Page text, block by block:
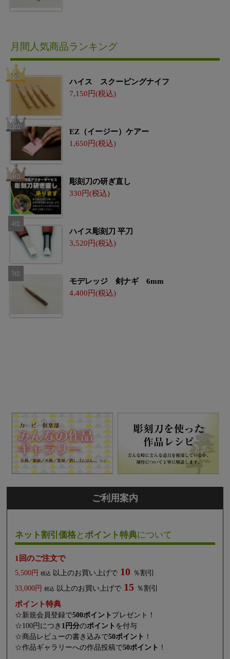
月間人気商品ランキング
ハイス スクーピングナイフ
7,150
EZ（イージー）ケアー
1,650
彫刻刀の研ぎ直し
330
ハイス彫刻刀 平刀
3,520
モデレッジ 剣ナギ 6mm
4,400
ご利用案内
ネット割引価格とポイント特典について
1回のご注文で
5,500円 税込 以上のお買い上げで 10 ％割引
33,000円
税込 以上のお買い上げで 15 ％割引
ポイント特典
☆新規会員登録で500ポイント プレゼント！
☆100円につき 1円分のポイント を付与
☆商品レビューの書き込みで50ポイント ！
☆作品ギャラリーへの作品投稿で50ポイント ！